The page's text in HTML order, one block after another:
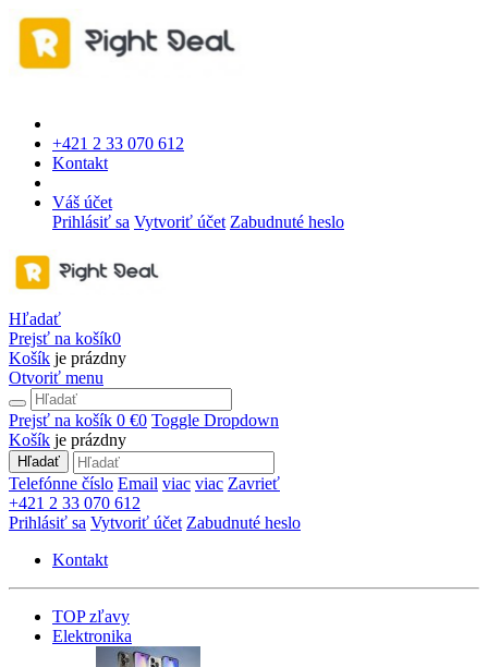
+421 2 33 070 612
Kontakt
Váš účet
Prihlásiť sa Vytvoriť účet Zabudnuté heslo
Hľadať
Prejsť na košík0
Košík je prázdny
Otvoriť menu
Prejsť na košík 0 €0 Toggle Dropdown
Košík je prázdny
Hľadať
Telefónne číslo Email viac viac Zavrieť
+421 2 33 070 612
Prihlásiť sa Vytvoriť účet Zabudnuté heslo
Kontakt
TOP zľavy
Elektronika